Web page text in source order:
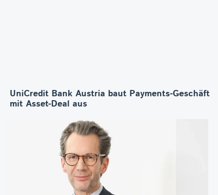
UniCredit Bank Austria baut Payments-Geschäft
mit Asset-Deal aus